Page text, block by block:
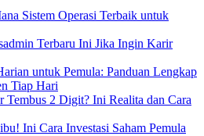
Sistem Operasi Terbaik untuk
Terbaru Ini Jika Ingin Karir
untuk Pemula: Panduan Lengkap
Tiap Hari
Tembus 2 Digit? Ini Realita dan Cara
Ini Cara Investasi Saham Pemula